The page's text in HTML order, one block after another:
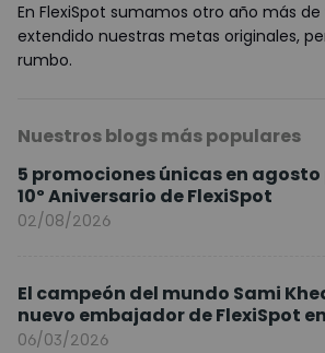
En FlexiSpot sumamos otro año más
extendido nuestras metas originales,
rumbo.
Nuestros blogs más populares
5 promociones únicas en agosto
10º Aniversario de FlexiSpot
02/08/2026
El campeón del mundo Sami
nuevo embajador de FlexiSpot en
Europa
06/03/2026